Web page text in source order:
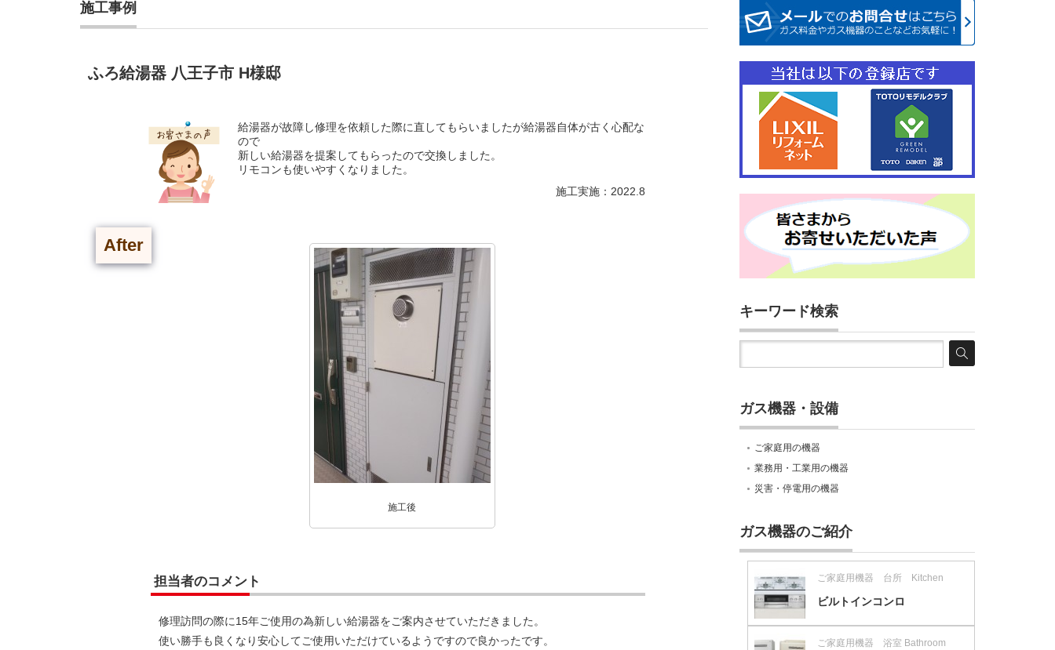
施工事例
ふろ給湯器 八王子市 H様邸
給湯器が故障し修理を依頼した際に直してもらいましたが給湯器自体が古く心配な
ので
新しい給湯器を提案してもらったので交換しました。
リモコンも使いやすくなりました。
施工実施：2022.8
After
施工後
担当者のコメント
修理訪問の際に15年ご使用の為新しい給湯器をご案内させていただきました。
使い勝手も良くなり安心してご使用いただけているようですので良かったです。
キーワード検索
ガス機器・設備
ご家庭用の機器
業務用・工業用の機器
災害・停電用の機器
ガス機器のご紹介
ご家庭用機器 台所 Kitchen
ビルトインコンロ
ご家庭用機器 浴室 Bathroom